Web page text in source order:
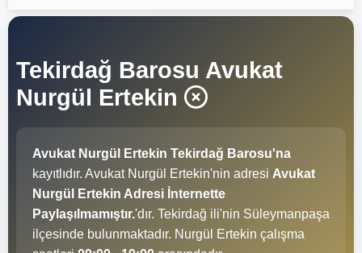
Tekirdağ Barosu Avukat
Nurgül Ertekin
Avukat Nurgül Ertekin Tekirdağ Barosu'na
kayıtlıdır. Avukat Nurgül Ertekin'nin adresi Avukat
Nurgül Ertekin Adresi İnternette
Paylaşılmamıştır.'dır. Tekirdağ ili'nin Süleymanpaşa
ilçesinde bulunmaktadır. Nurgül Ertekin çalışma